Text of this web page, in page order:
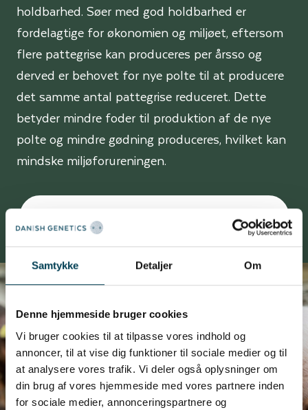
Samtykke Detaljer Om
Denne hjemmeside bruger cookies
Vi bruger cookies til at tilpasse vores indhold og
annoncer, til at vise dig funktioner til sociale medier og til
at analysere vores trafik. Vi deler også oplysninger om
din brug af vores hjemmeside med vores partnere inden
for sociale medier, annonceringspartnere og
holdbarhed. Søer med god holdbarhed er
fordelagtige for økonomien og miljøet, eftersom
flere pattegrise kan produceres per årsso og
derved er behovet for nye polte til at producere
det samme antal pattegrise reduceret. Dette
betyder mindre foder til produktion af de nye
polte og mindre gødning produceres, hvilket kan
mindske miljøforureningen.
Læs mere om so-overlevelse her